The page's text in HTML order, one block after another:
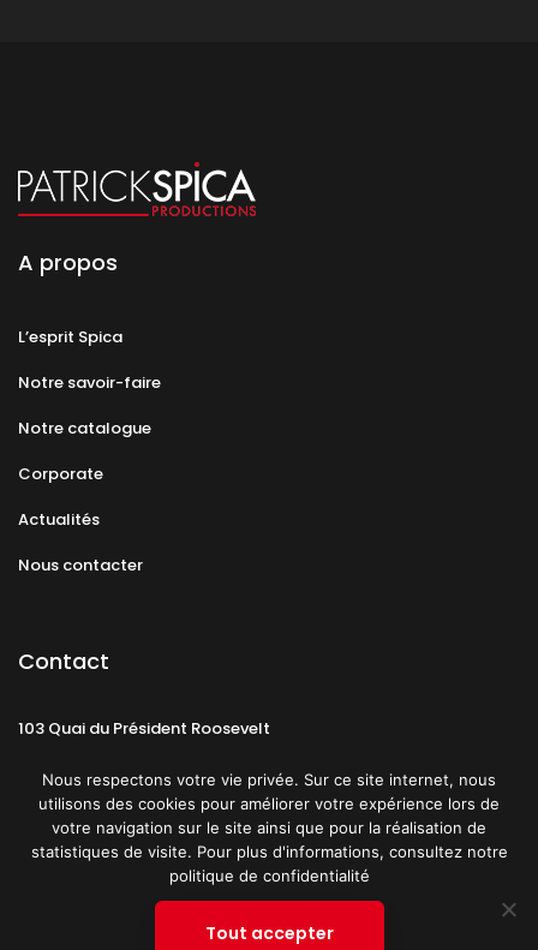
A propos
L’esprit Spica
Notre savoir-faire
Notre catalogue
Corporate
Actualités
Nous contacter
Contact
103 Quai du Président Roosevelt
CGU Politique de confidentialité
Nous respectons votre vie privée. Sur ce site internet, nous
utilisons des cookies pour améliorer votre expérience lors de
votre navigation sur le site ainsi que pour la réalisation de
statistiques de visite. Pour plus d'informations, consultez notre
politique de confidentialité
Tout accepter